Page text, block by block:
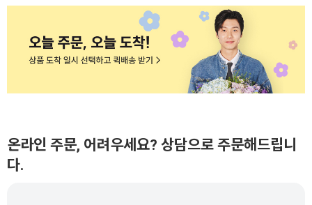
온라인 주문, 어려우세요? 상담으로 주문해드립니
다.